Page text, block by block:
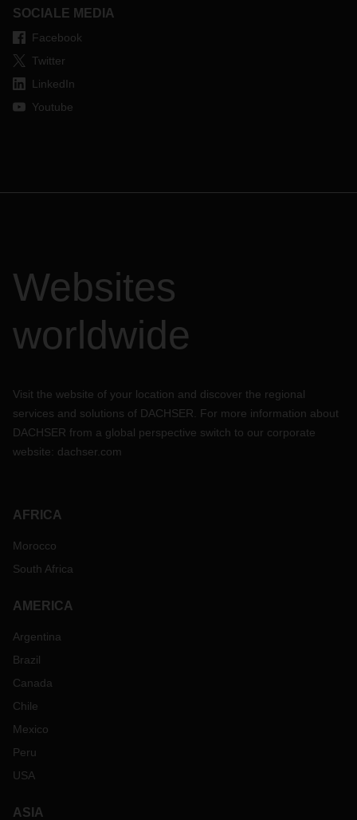
SOCIALE MEDIA
Facebook
Twitter
LinkedIn
Youtube
Websites
worldwide
Visit the website of your location and discover the regional
services and solutions of DACHSER. For more information about
DACHSER from a global perspective switch to our corporate
website: dachser.com
AFRICA
Morocco
South Africa
AMERICA
Argentina
Brazil
Canada
Chile
Mexico
Peru
USA
ASIA